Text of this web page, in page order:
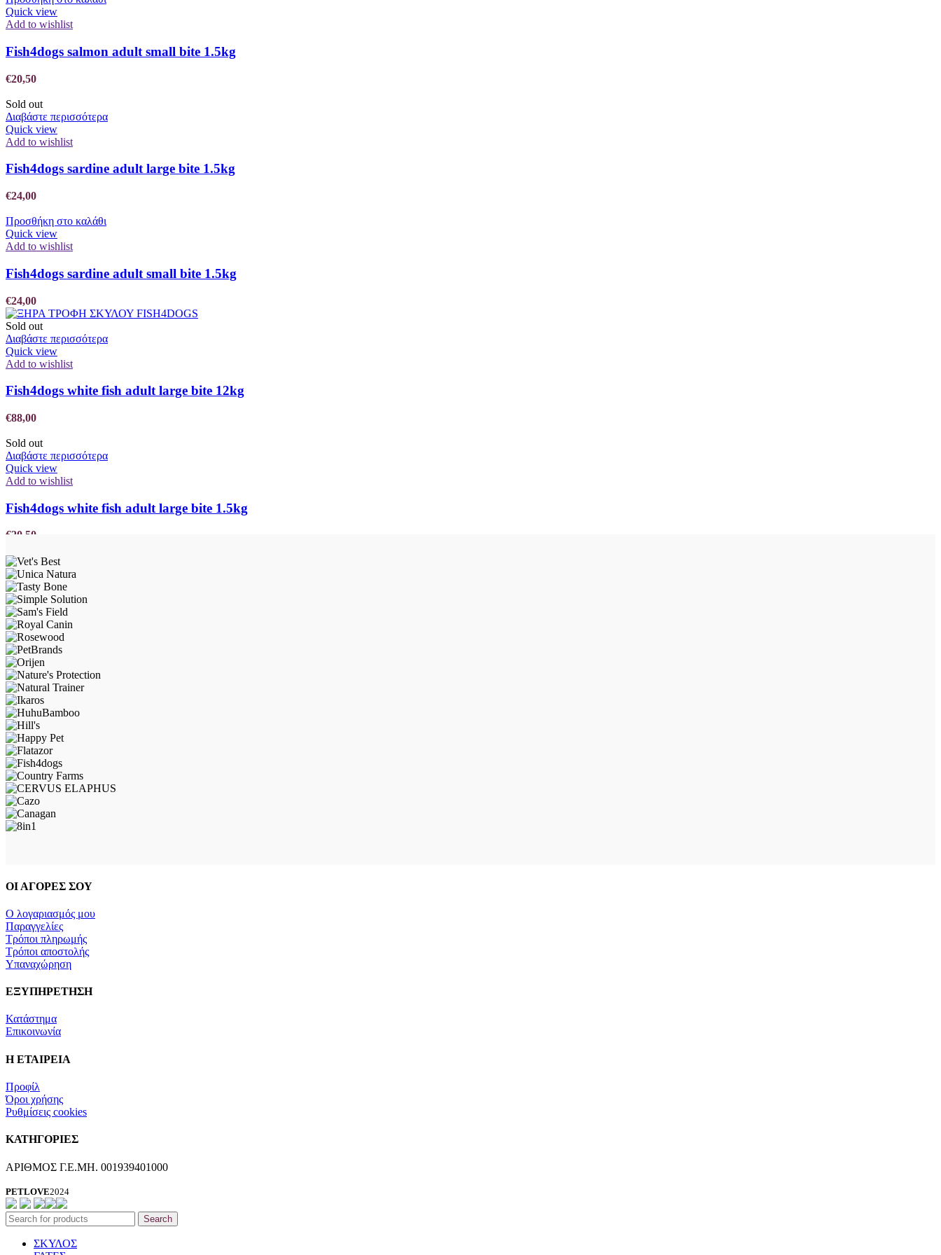
Quick view
Add to wishlist
Fish4dogs salmon adult small bite 1.5kg
€20,50
Sold out
Διαβάστε περισσότερα
Quick view
Add to wishlist
Fish4dogs sardine adult large bite 1.5kg
€24,00
Προσθήκη στο καλάθι
Quick view
Add to wishlist
Fish4dogs sardine adult small bite 1.5kg
€24,00
Sold out
Διαβάστε περισσότερα
Quick view
Add to wishlist
Fish4dogs white fish adult large bite 12kg
€88,00
Sold out
Διαβάστε περισσότερα
Quick view
Add to wishlist
Fish4dogs white fish adult large bite 1.5kg
€20,50
ΟΙ ΑΓΟΡΕΣ ΣΟΥ
Ο λογαριασμός μου
Παραγγελίες
Τρόποι πληρωμής
Τρόποι αποστολής
Υπαναχώρηση
ΕΞΥΠΗΡΕΤΗΣΗ
Κατάστημα
Επικοινωνία
Η ΕΤΑΙΡΕΙΑ
Προφίλ
Όροι χρήσης
Ρυθμίσεις cookies
ΚΑΤΗΓΟΡΙΕΣ
ΑΡΙΘΜΟΣ Γ.Ε.ΜΗ. 001939401000
PETLOVE2024
Search
ΣΚΥΛΟΣ